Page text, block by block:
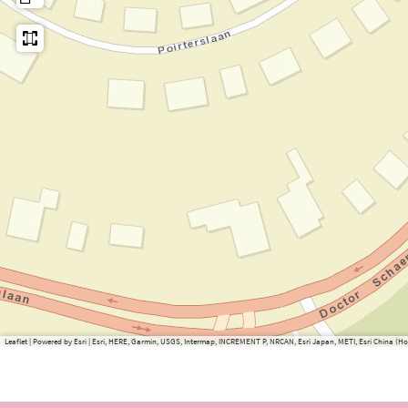
Leaflet|Powered by Esri | Esri, HERE, Garmin, USGS, Intermap, INCREMENT P, NRCAN, Esri Japan, METI, Esri